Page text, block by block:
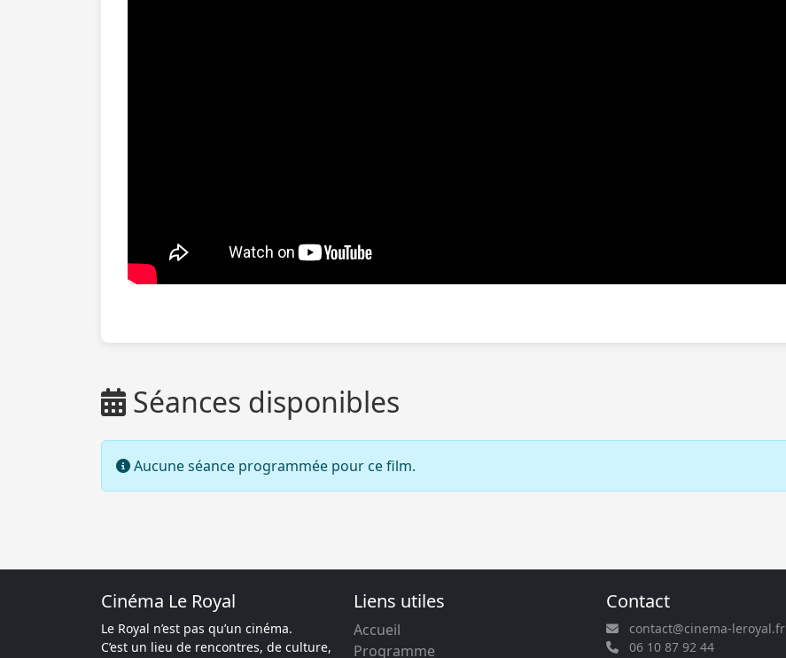
Séances disponibles
Aucune séance programmée pour ce film.
Cinéma Le Royal
Le Royal n’est pas qu’un cinéma.
C’est un lieu de rencontres, de culture,
Liens utiles
Accueil
Programme
Contact
contact@cinema-leroyal.fr
06 10 87 92 44